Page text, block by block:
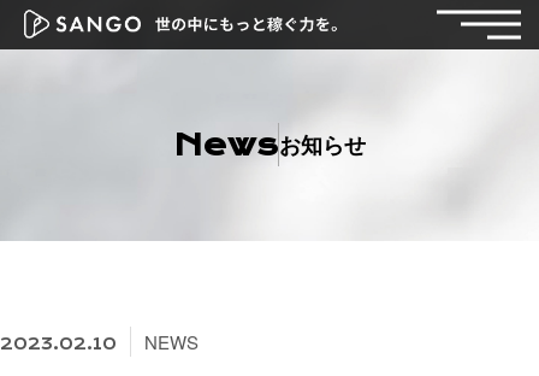
Newsお知らせ
2023.02.10 NEWS